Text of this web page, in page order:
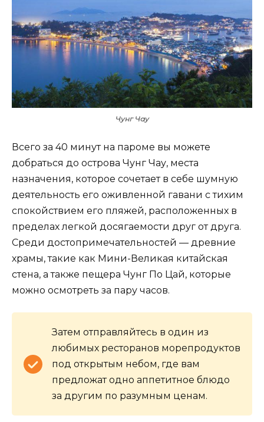
Чунг Чау
Всего за 40 минут на пароме вы можете
добраться до острова Чунг Чау, места
назначения, которое сочетает в себе шумную
деятельность его оживленной гавани с тихим
спокойствием его пляжей, расположенных в
пределах легкой досягаемости друг от друга.
Среди достопримечательностей — древние
храмы, такие как Мини-Великая китайская
стена, а также пещера Чунг По Цай, которые
можно осмотреть за пару часов.
Затем отправляйтесь в один из
любимых ресторанов морепродуктов
под открытым небом, где вам
предложат одно аппетитное блюдо
за другим по разумным ценам.